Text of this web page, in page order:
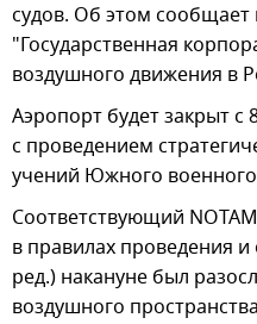
судов. Об этом
"Государственная
воздушного движения в
Аэропорт будет закрыт с
с проведением
учений Южного военного
Соответствующий
в правилах проведения
ред.) накануне был
воздушного